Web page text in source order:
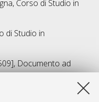
Corso di Studio in
di Studio in
, Documento ad